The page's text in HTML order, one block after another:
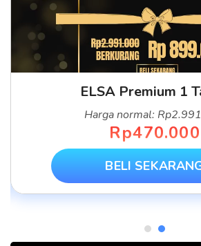
ELSA Premium 1
Harga normal:
Rp470.000
BELI